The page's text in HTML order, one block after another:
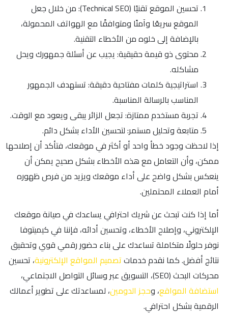
تحسين الموقع تقنيًا (Technical SEO): من خلال جعل
الموقع سريعًا وآمنًا ومتوافقًا مع الهواتف المحمولة،
بالإضافة إلى خلوه من الأخطاء التقنية.
محتوى ذو قيمة حقيقية: يجيب عن أسئلة جمهورك ويحل
مشاكله.
استراتيجية كلمات مفتاحية دقيقة: تستهدف الجمهور
المناسب بالرسالة المناسبة.
تجربة مستخدم ممتازة: تجعل الزائر يبقى ويعود مع الوقت.
متابعة وتحليل مستمر: لتحسين الأداء بشكل دائم.
إذا لاحظت وجود خطأ واحد أو أكثر في موقعك، فتأكد أن إصلاحها
ممكن، وأن التعامل مع هذه الأخطاء بشكل صحيح يمكن أن
ينعكس بشكل واضح على أداء موقعك ويزيد من فرص ظهوره
أمام العملاء المحتملين.
أما إذا كنت تبحث عن شريك احترافي يساعدك في صيانة موقعك
الإلكتروني، وإصلاح الأخطاء، وتحسين أدائه، فإننا في كيميتوفا
نوفر حلولًا متكاملة تساعدك على بناء حضور رقمي قوي وتحقيق
نتائج أفضل. كما نقدم خدماتتصميم المواقع الإلكترونية، تحسين
محركات البحث (SEO)، التسويق عبر وسائل التواصل الاجتماعي،
استضافة المواقع، وحجز الدومين، لمساعدتك على تطوير أعمالك
الرقمية بشكل احترافي.